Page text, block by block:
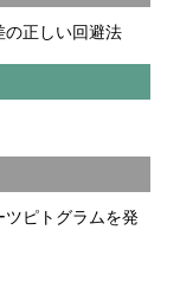
の正しい回避法
ピトグラムを発